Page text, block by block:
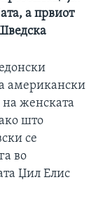
а првиот
американски
на женската
што
се
во
Џил Елис